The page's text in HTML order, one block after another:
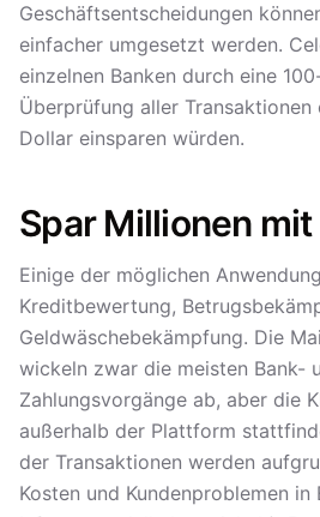
Geschäftsentscheidungen
einfacher umgesetzt werden.
einzelnen Banken durch eine
Überprüfung aller Transaktionen
Dollar einsparen würden.
Spar Millionen
Einige der möglichen
Kreditbewertung,
Geldwäschebekämpfung. Die
wickeln zwar die meisten Bank-
Zahlungsvorgänge ab, aber die
außerhalb der Plattform
der Transaktionen werden
Kosten und Kundenproblemen